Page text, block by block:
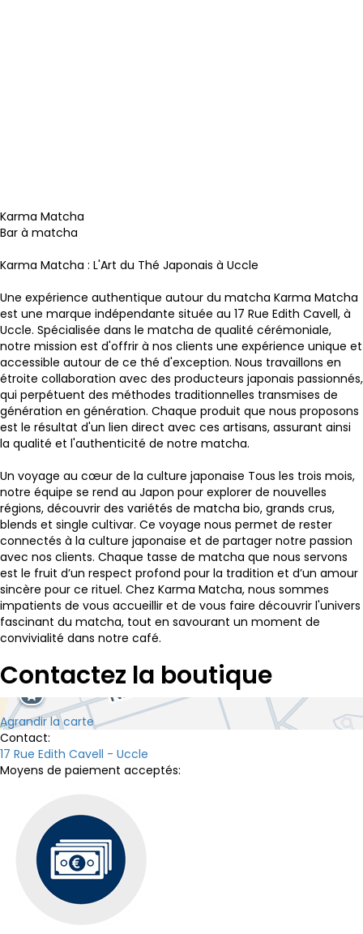
Karma Matcha
Bar à matcha
Karma Matcha : L'Art du Thé Japonais à Uccle
Une expérience authentique autour du matcha Karma Matcha
est une marque indépendante située au 17 Rue Edith Cavell, à
Uccle. Spécialisée dans le matcha de qualité cérémoniale,
notre mission est d'offrir à nos clients une expérience unique et
accessible autour de ce thé d'exception. Nous travaillons en
étroite collaboration avec des producteurs japonais passionnés,
qui perpétuent des méthodes traditionnelles transmises de
génération en génération. Chaque produit que nous proposons
est le résultat d'un lien direct avec ces artisans, assurant ainsi
la qualité et l'authenticité de notre matcha.
Un voyage au cœur de la culture japonaise Tous les trois mois,
notre équipe se rend au Japon pour explorer de nouvelles
régions, découvrir des variétés de matcha bio, grands crus,
blends et single cultivar. Ce voyage nous permet de rester
connectés à la culture japonaise et de partager notre passion
avec nos clients. Chaque tasse de matcha que nous servons
est le fruit d’un respect profond pour la tradition et d’un amour
sincère pour ce rituel. Chez Karma Matcha, nous sommes
impatients de vous accueillir et de vous faire découvrir l'univers
fascinant du matcha, tout en savourant un moment de
convivialité dans notre café.
Contactez la boutique
Agrandir la carte
Contact:
17 Rue Edith Cavell - Uccle
Moyens de paiement acceptés: